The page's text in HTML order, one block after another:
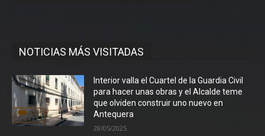
NOTICIAS MÁS VISITADAS
Interior valla el Cuartel de la Guardia Civil
para hacer unas obras y el Alcalde teme
que olviden construir uno nuevo en
Antequera
28/05/2025